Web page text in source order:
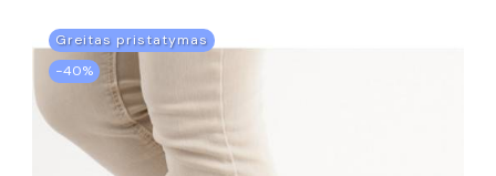
Greitas pristatymas
−40%